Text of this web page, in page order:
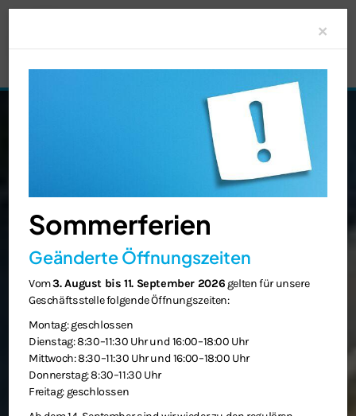
×
Sommerferien
Geänderte Öffnungszeiten
Vom3. August bis 11. September 2026 gelten für unsere
Geschäftsstelle folgende Öffnungszeiten:
Montag: geschlossen
Dienstag: 8:30–11:30 Uhr und 16:00–18:00 Uhr
Mittwoch: 8:30–11:30 Uhr und 16:00–18:00 Uhr
Donnerstag: 8:30–11:30 Uhr
Freitag: geschlossen